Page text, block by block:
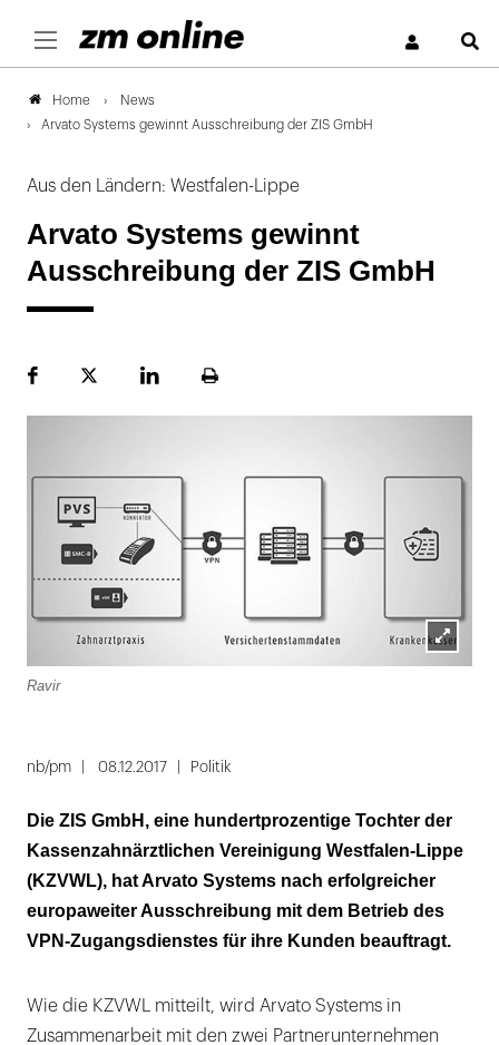
Home
News
Arvato Systems gewinnt Ausschreibung der ZIS GmbH
Aus den Ländern: Westfalen-Lippe
Arvato Systems gewinnt
Ausschreibung der ZIS GmbH
FacebookPlattformLinekdInSeite
Lightbox
Ravir
nb/pm 08.12.2017 Politik
Die ZIS GmbH, eine hundertprozentige Tochter der
Kassenzahnärztlichen Vereinigung Westfalen-Lippe
(KZVWL), hat Arvato Systems nach erfolgreicher
europaweiter Ausschreibung mit dem Betrieb des
VPN-Zugangsdienstes für ihre Kunden beauftragt.
Wie die KZVWL mitteilt, wird Arvato Systems in
Zusammenarbeit mit den zwei Partnerunternehmen